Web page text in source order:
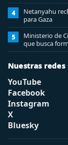
4
Netanyahu
para Gaza
5
Ministerio de
que busca
ciberseguridad
Nuestras redes
YouTube
Facebook
Instagram
X
Bluesky